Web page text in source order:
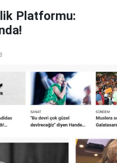
Platformu: